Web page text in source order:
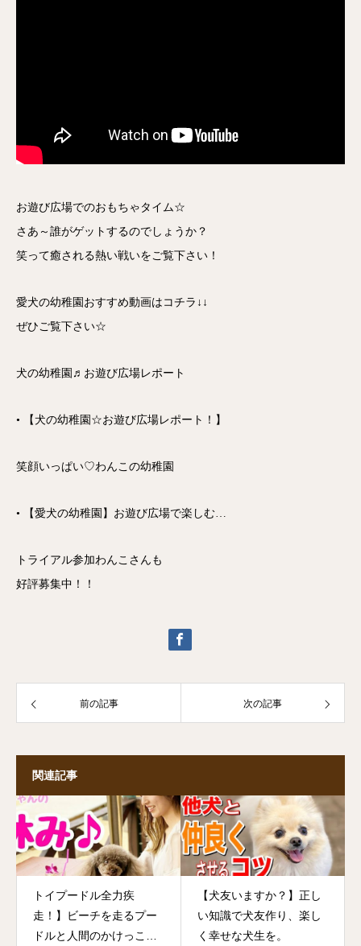
お遊び広場でのおもちゃタイム☆
さあ～誰がゲットするのでしょうか？
笑って癒される熱い戦いをご覧下さい！
愛犬の幼稚園おすすめ動画はコチラ↓↓
ぜひご覧下さい☆
犬の幼稚園♬お遊び広場レポート
• 【犬の幼稚園☆お遊び広場レポート！】
笑顔いっぱい♡わんこの幼稚園
• 【愛犬の幼稚園】お遊び広場で楽しむ…
トライアル参加わんこさんも
好評募集中！！
前の記事 次の記事
関連記事
トイプードル全力疾
走！】ビーチを走るプー
ドルと人間のかけっこ！
【犬友いますか？】正し
い知識で犬友作り、楽し
く幸せな犬生を。